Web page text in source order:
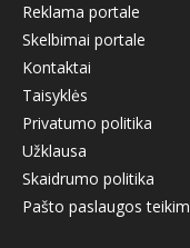
Reklama portale
Skelbimai portale
Kontaktai
Taisyklės
Privatumo politika
Užklausa
Skaidrumo politika
Pašto paslaugos